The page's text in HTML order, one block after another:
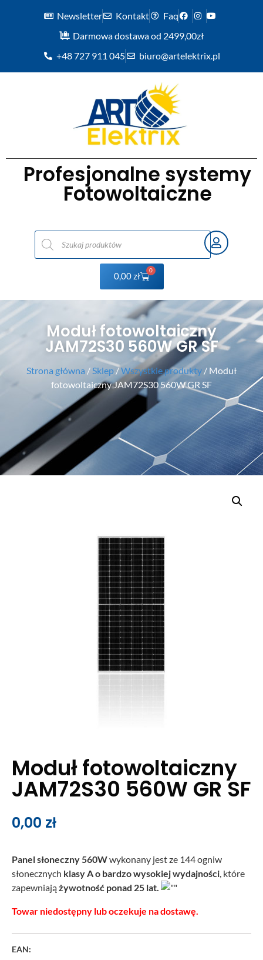
Newsletter Kontakt
Faq
Darmowa dostawa od 2499,00zł
+48 727 911 045
biuro@artelektrix.pl
Profesjonalne systemy
Fotowoltaiczne
0,00zł
0
Moduł fotowoltaiczny
JAM72S30 560W GR SF
Strona główna / Sklep/Wszystkie produkty / Moduł
fotowoltaiczny JAM72S30 560W GR SF
Moduł fotowoltaiczny
JAM72S30 560W GR SF
0,00 zł
Panel słoneczny 560Wwykonany jest ze 144 ogniw
słonecznych klasy A o bardzo wysokiej wydajności , które
zapewniajążywotność ponad 25 lat.
Towar niedostępny lub oczekuje na dostawę.
EAN: